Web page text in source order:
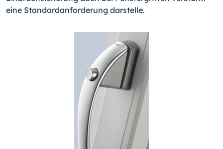
eine Standardanforderung darstelle.